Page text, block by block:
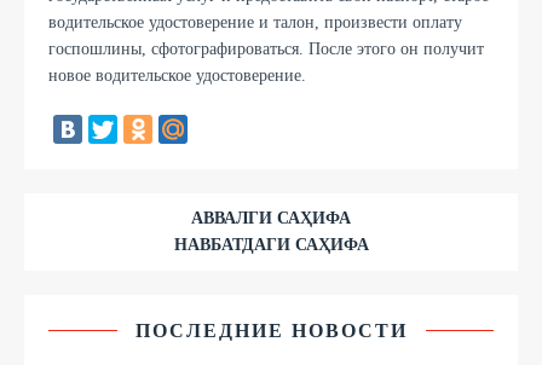
водительское удостоверение и талон, произвести оплату
госпошлины, сфотографироваться. После этого он получит
новое водительское удостоверение.
АВВАЛГИ САҲИФА
НАВБАТДАГИ САҲИФА
ПОСЛЕДНИЕ НОВОСТИ